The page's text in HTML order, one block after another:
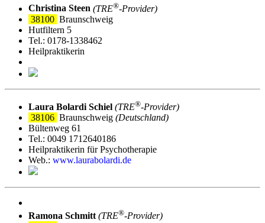
Christina Steen (TRE®‑Provider)
38100 Braunschweig
Hutfiltern 5
Tel.: 0178-1338462
Heilpraktikerin
Laura Bolardi Schiel (TRE®‑Provider)
38106 Braunschweig (Deutschland)
Bültenweg 61
Tel.: 0049 1712640186
Heilpraktikerin für Psychotherapie
Web.: www.laurabolardi.de
Ramona Schmitt (TRE®‑Provider)